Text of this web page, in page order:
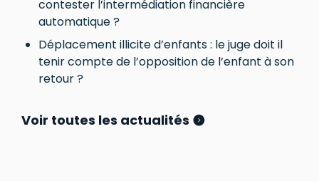
contester l’intermédiation financière
automatique ?
Déplacement illicite d’enfants : le juge doit il
tenir compte de l’opposition de l’enfant à son
retour ?
Voir toutes les actualités